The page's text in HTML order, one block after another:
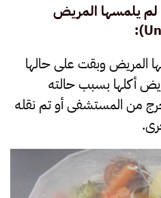
لم يلمسها المريض
):
المريض وبقت على حالها
أكلها بسبب حالته
من المستشفى أو تم نقله